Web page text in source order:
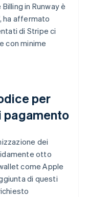
in Runway è
ha affermato
di Stripe ci
con minime
per
pagamento
dei
otto
come Apple
di questi